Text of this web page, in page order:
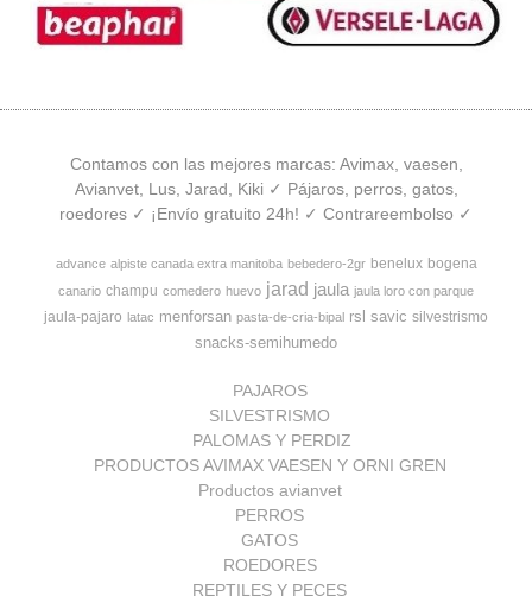
Contamos con las mejores marcas: Avimax, vaesen,
Avianvet, Lus, Jarad, Kiki ✓ Pájaros, perros, gatos,
roedores ✓ ¡Envío gratuito 24h! ✓ Contrareembolso ✓
advance alpiste canada extra manitoba bebedero-2gr benelux bogena
canario champu comedero huevo jarad jaula jaula loro con parque
jaula-pajaro latac menforsan pasta-de-cria-bipal rsl savic silvestrismo
snacks-semihumedo
PAJAROS
SILVESTRISMO
PALOMAS Y PERDIZ
PRODUCTOS AVIMAX VAESEN Y ORNI GREN
Productos avianvet
PERROS
GATOS
ROEDORES
REPTILES Y PECES